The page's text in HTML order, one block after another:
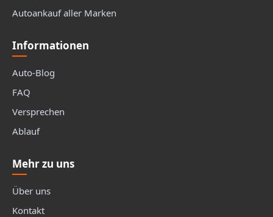
Autoankauf aller Marken
Informationen
Auto-Blog
FAQ
Versprechen
Ablauf
Mehr zu uns
Über uns
Kontakt